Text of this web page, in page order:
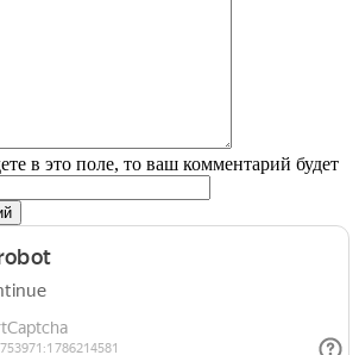
в это поле, то ваш комментарий будет